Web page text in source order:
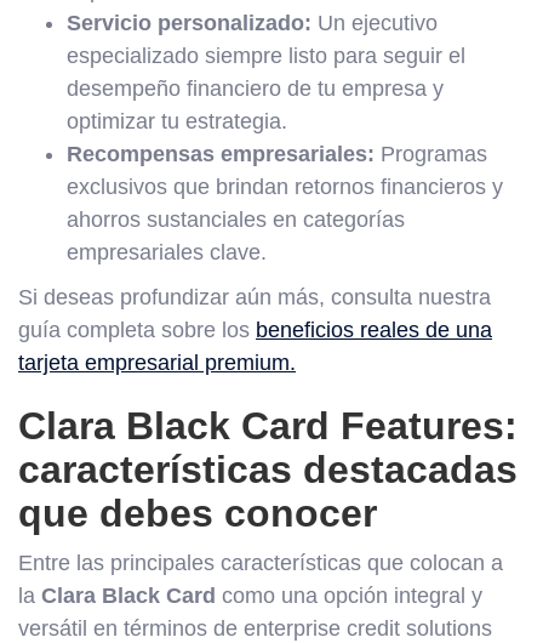
Servicio personalizado: Un ejecutivo
especializado siempre listo para seguir el
desempeño financiero de tu empresa y
optimizar tu estrategia.
Recompensas empresariales: Programas
exclusivos que brindan retornos financieros y
ahorros sustanciales en categorías
empresariales clave.
Si deseas profundizar aún más, consulta nuestra
guía completa sobre los beneficios reales de una
tarjeta empresarial premium.
Clara Black Card Features:
características destacadas
que debes conocer
Entre las principales características que colocan a
la Clara Black Card como una opción integral y
versátil en términos de enterprise credit solutions